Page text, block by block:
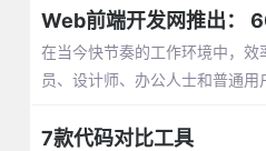
Web前端开发网推出：
在当今快节奏的工作环境中，
员、设计师、办公人士和普通用
7款代码对比工具